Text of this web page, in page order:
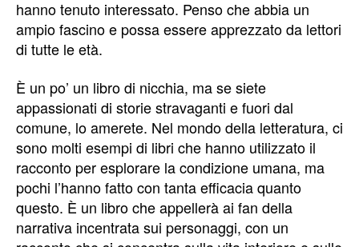
hanno tenuto interessato. Penso che abbia un
ampio fascino e possa essere apprezzato da lettori
di tutte le età.
È un po’ un libro di nicchia, ma se siete
appassionati di storie stravaganti e fuori dal
comune, lo amerete. Nel mondo della letteratura, ci
sono molti esempi di libri che hanno utilizzato il
racconto per esplorare la condizione umana, ma
pochi l’hanno fatto con tanta efficacia quanto
questo. È un libro che appellerà ai fan della
narrativa incentrata sui personaggi, con un